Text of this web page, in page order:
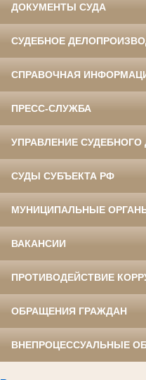
ДОКУМЕНТЫ СУДА
СУДЕБНОЕ
СПРАВОЧНАЯ
ПРЕСС-СЛУЖБА
УПРАВЛЕНИЕ СУДЕБНОГО
СУДЫ СУБЪЕКТА РФ
МУНИЦИПАЛЬНЫЕ
ВАКАНСИИ
ПРОТИВОДЕЙСТВИЕ
ОБРАЩЕНИЯ ГРАЖДАН
ВНЕПРОЦЕССУАЛЬНЫЕ